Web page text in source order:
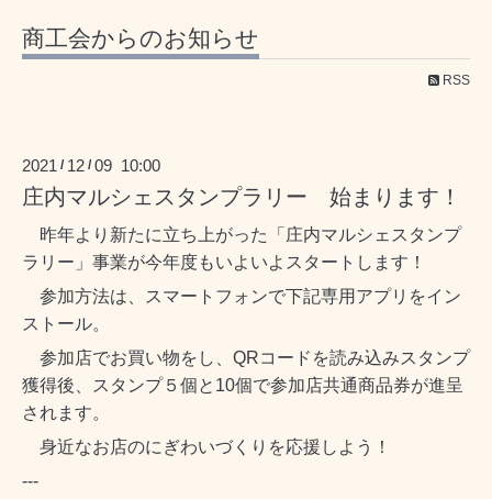
商工会からのお知らせ
RSS
2021 / 12 /09 10:00
庄内マルシェスタンプラリー 始まります！
昨年より新たに立ち上がった「庄内マルシェスタンプ
ラリー」事業が今年度もいよいよスタートします！
参加方法は、スマートフォンで下記専用アプリをイン
ストール。
参加店でお買い物をし、QRコードを読み込みスタンプ
獲得後、スタンプ５個と10個で参加店共通商品券が進呈
されます。
身近なお店のにぎわいづくりを応援しよう！
---